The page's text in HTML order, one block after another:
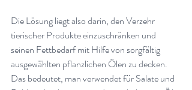
Die Lösung liegt also darin, den Verzehr
tierischer Produkte einzuschränken und
seinen Fettbedarf mit Hilfe von sorgfältig
ausgewählten pflanzlichen Ölen zu decken.
Das bedeutet, man verwendet für Salate und